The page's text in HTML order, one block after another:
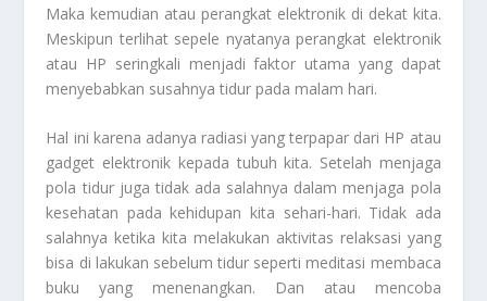
Maka kemudian atau perangkat elektronik di dekat kita.
Meskipun terlihat sepele nyatanya perangkat elektronik
atau HP seringkali menjadi faktor utama yang dapat
menyebabkan susahnya tidur pada malam hari.
Hal ini karena adanya radiasi yang terpapar dari HP atau
gadget elektronik kepada tubuh kita. Setelah menjaga
pola tidur juga tidak ada salahnya dalam menjaga pola
kesehatan pada kehidupan kita sehari-hari. Tidak ada
salahnya ketika kita melakukan aktivitas relaksasi yang
bisa di lakukan sebelum tidur seperti meditasi membaca
buku yang menenangkan. Dan atau mencoba